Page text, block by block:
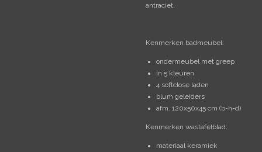
antraciet.
Kenmerken badmeubel:
ondermeubel met greep
in 5 kleuren
4 softclose laden
blum geleiders
afm. 120x50x45 cm (b-h-d)
Kenmerken wastafelblad:
materiaal keramiek